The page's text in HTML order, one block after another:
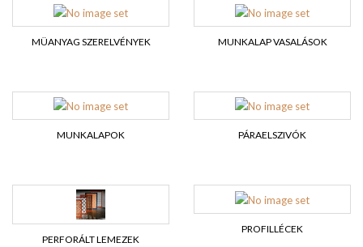
MÜANYAG SZERELVÉNYEK MUNKALAP VASALÁSOK
MUNKALAPOK PÁRAELSZIVÓK
PERFORÁLT LEMEZEK
PROFILLÉCEK